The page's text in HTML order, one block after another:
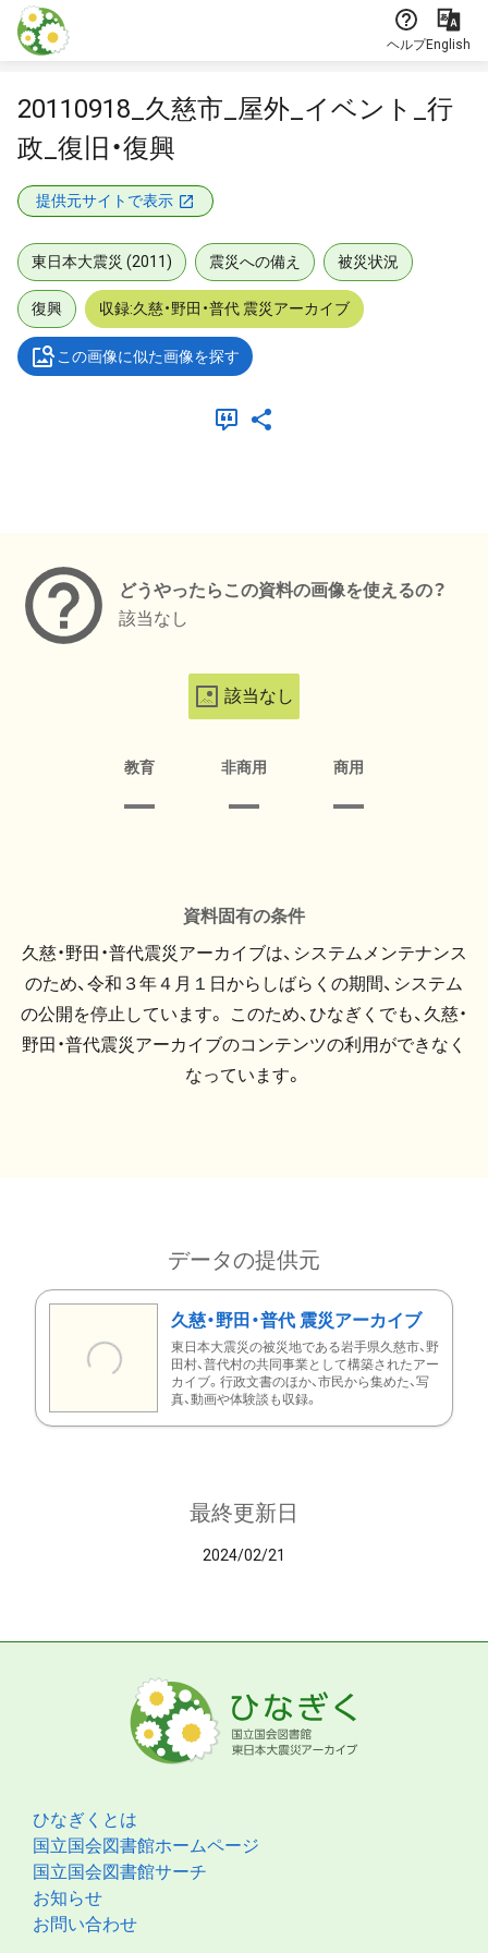
本文に飛ぶ
ヘルプEnglish
20110918_久慈市_屋外_イベント_行
政_復旧・復興
提供元サイトで表示
東日本大震災 (2011) 震災への備え 被災状況
復興 収録:久慈・野田・普代 震災アーカイブ
この画像に似た画像を探す
どうやったらこの資料の画像を使えるの？
該当なし
該当なし
教育 非商用 商用
資料固有の条件
久慈・野田・普代震災アーカイブは、システムメンテナンス
のため、令和３年４月１日からしばらくの期間、システム
の公開を停止しています。 このため、ひなぎくでも、久慈・
野田・普代震災アーカイブのコンテンツの利用ができなく
なっています。
データの提供元
久慈・野田・普代 震災アーカイブ
東日本大震災の被災地である岩手県久慈市、野
田村、普代村の共同事業として構築されたアー
カイブ。行政文書のほか、市民から集めた、写
真、動画や体験談も収録。
最終更新日
2024/02/21
ひなぎくとは
国立国会図書館ホームページ
国立国会図書館サーチ
お知らせ
お問い合わせ